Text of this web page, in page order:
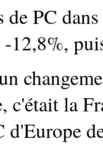
PC
12,8%,
c'était la
d'Europe